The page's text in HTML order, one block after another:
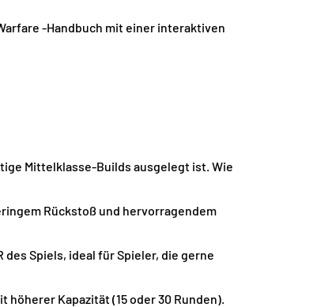
-Handbuch mit einer interaktiven
Mittelklasse-Builds ausgelegt ist. Wie
Rückstoß und hervorragendem
des Spiels, ideal für Spieler, die gerne
Kapazität (15 oder 30 Runden).